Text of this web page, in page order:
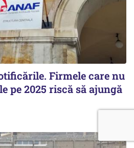
Firmele care nu
pe 2025 riscă să ajungă